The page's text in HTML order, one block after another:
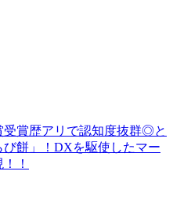
受賞歴アリで認知度抜群◎と
餅」！DXを駆使したマー
！